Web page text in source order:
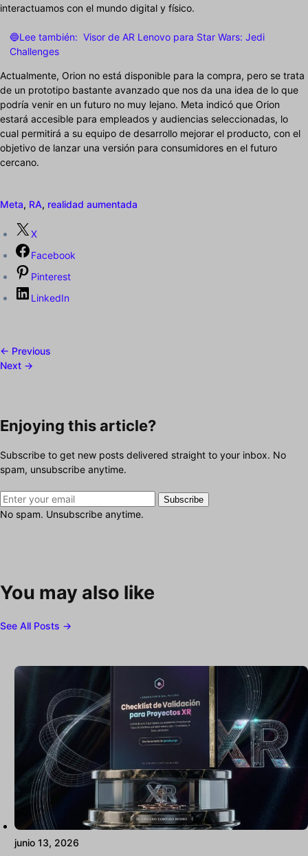
interactuamos con el mundo digital y físico.
🔵Lee también: Visor de AR Lenovo para Star Wars: Jedi
Challenges
Actualmente, Orion no está disponible para la compra, pero se trata
de un prototipo bastante avanzado que nos da una idea de lo que
podría venir en un futuro no muy lejano. Meta indicó que Orion
estará accesible para empleados y audiencias seleccionadas, lo
cual permitirá a su equipo de desarrollo mejorar el producto, con el
objetivo de lanzar una versión para consumidores en el futuro
cercano.
Meta, RA, realidad aumentada
X
Facebook
Pinterest
LinkedIn
← Previous
Next →
Enjoying this article?
Subscribe to get new posts delivered straight to your inbox. No
spam, unsubscribe anytime.
Subscribe
No spam. Unsubscribe anytime.
You may also like
See All Posts →
junio 13, 2026